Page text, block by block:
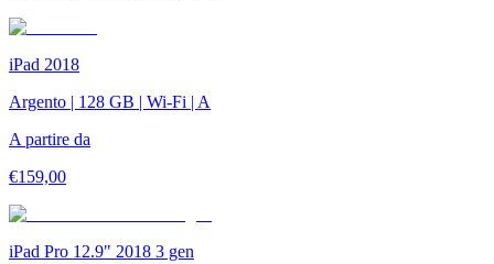
iPad 2018
Argento | 128 GB | Wi-Fi | A
A partire da
€159,00
iPad Pro 12.9" 2018 3 gen